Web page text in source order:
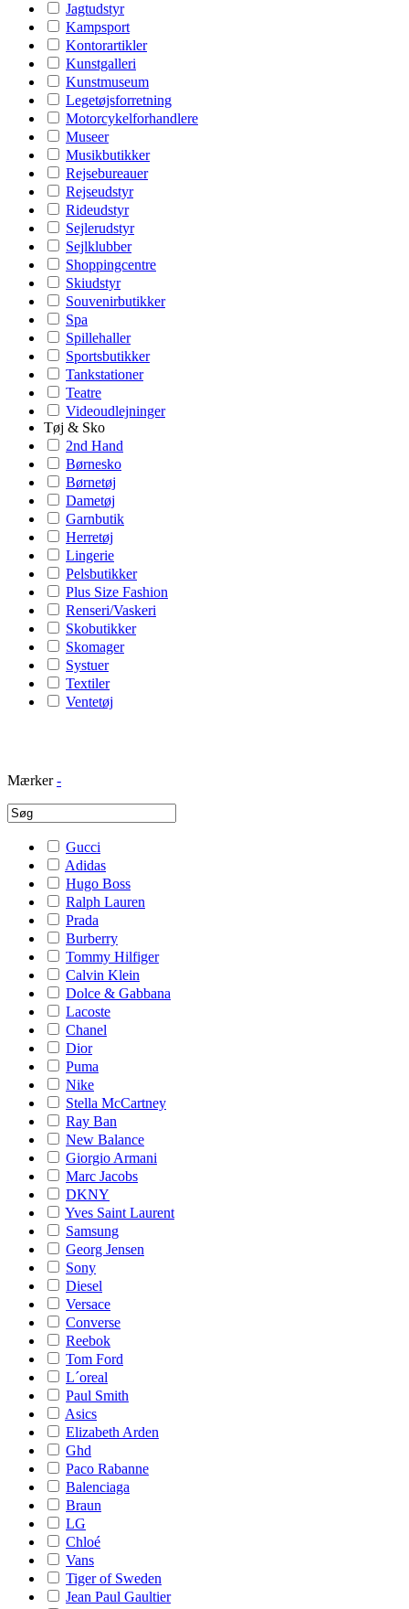
Jagtudstyr
Kampsport
Kontorartikler
Kunstgalleri
Kunstmuseum
Legetøjsforretning
Motorcykelforhandlere
Museer
Musikbutikker
Rejsebureauer
Rejseudstyr
Rideudstyr
Sejlerudstyr
Sejlklubber
Shoppingcentre
Skiudstyr
Souvenirbutikker
Spa
Spillehaller
Sportsbutikker
Tankstationer
Teatre
Videoudlejninger
Tøj & Sko
2nd Hand
Børnesko
Børnetøj
Dametøj
Garnbutik
Herretøj
Lingerie
Pelsbutikker
Plus Size Fashion
Renseri/Vaskeri
Skobutikker
Skomager
Systuer
Textiler
Ventetøj
Mærker -
Gucci
Adidas
Hugo Boss
Ralph Lauren
Prada
Burberry
Tommy Hilfiger
Calvin Klein
Dolce & Gabbana
Lacoste
Chanel
Dior
Puma
Nike
Stella McCartney
Ray Ban
New Balance
Giorgio Armani
Marc Jacobs
DKNY
Yves Saint Laurent
Samsung
Georg Jensen
Sony
Diesel
Versace
Converse
Reebok
Tom Ford
L´oreal
Paul Smith
Asics
Elizabeth Arden
Ghd
Paco Rabanne
Balenciaga
Braun
LG
Chloé
Vans
Tiger of Sweden
Jean Paul Gaultier